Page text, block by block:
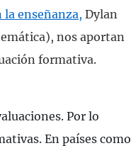
enseñanza, Dylan
nos aportan
formativa.
Por lo
En países como